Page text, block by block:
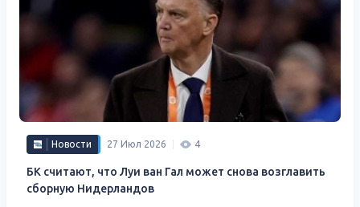
Новости 27 Июл 2026 4
БК считают, что Луи ван Гал может снова возглавить
сборную Нидерландов